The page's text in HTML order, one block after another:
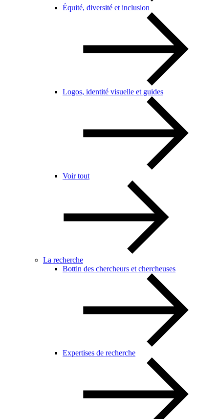
Équité, diversité et inclusion
Logos, identité visuelle et guides
Voir tout
La recherche
Bottin des chercheurs et chercheuses
Expertises de recherche